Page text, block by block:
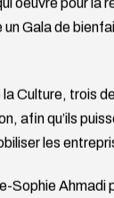
oeuvre pour la
Gala de
la Culture, trois
afin qu’ils
les
Sophie Ahmadi